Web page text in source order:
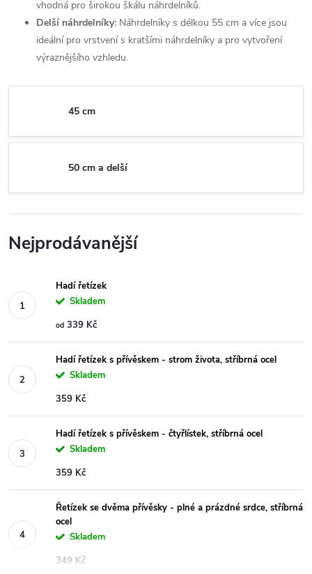
vhodná pro širokou škálu náhrdelníků.
Delší náhrdelníky: Náhrdelníky s délkou 55 cm a více jsou
ideální pro vrstvení s kratšími náhrdelníky a pro vytvoření
výraznějšího vzhledu.
45 cm
50 cm a delší
Nejprodávanější
Hadí řetízek
Skladem
od 339 Kč
Hadí řetízek s přívěskem - strom života, stříbrná ocel
Skladem
359 Kč
Hadí řetízek s přívěskem - čtyřlístek, stříbrná ocel
Skladem
359 Kč
Řetízek se dvěma přívěsky - plné a prázdné srdce, stříbrná
ocel
Skladem
349 Kč